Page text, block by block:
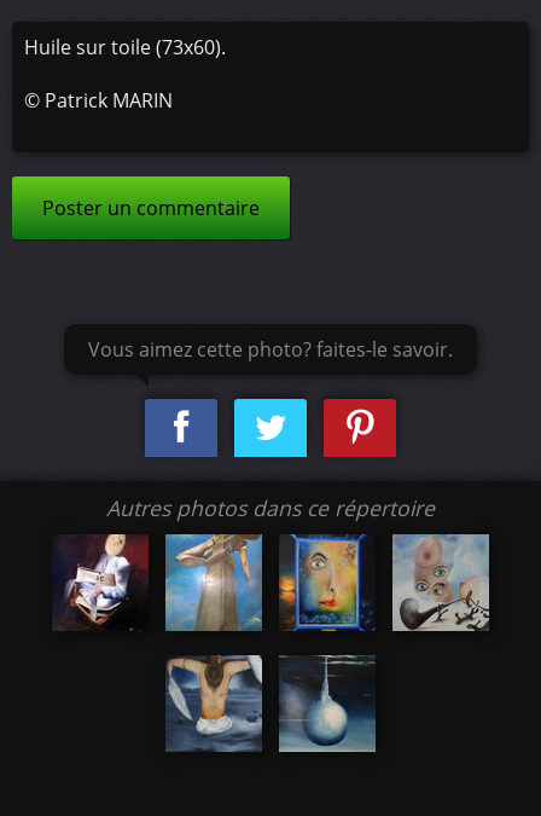
Huile sur toile (73x60).
© Patrick MARIN
Poster un commentaire
Vous aimez cette photo? faites-le savoir.
Autres photos dans ce répertoire